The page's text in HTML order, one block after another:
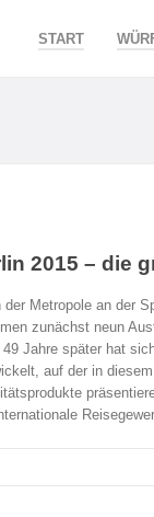
START
2015 – die
Metropole an der
zunächst neun
Jahre später hat
auf der in